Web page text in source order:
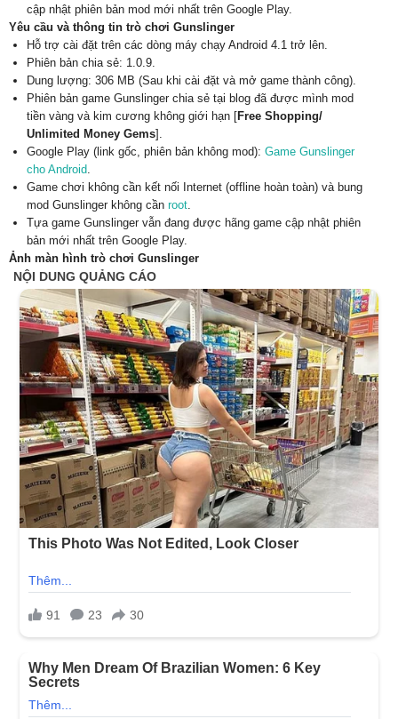
cập nhật phiên bản mod mới nhất trên Google Play.
Yêu cầu và thông tin trò chơi Gunslinger
Hỗ trợ cài đặt trên các dòng máy chạy Android 4.1 trở lên.
Phiên bản chia sẻ: 1.0.9.
Dung lượng: 306 MB (Sau khi cài đặt và mở game thành công).
Phiên bản game Gunslinger chia sẻ tại blog đã được mình mod
tiền vàng và kim cương không giới hạn [Free Shopping/
Unlimited Money Gems].
Google Play (link gốc, phiên bản không mod): Game Gunslinger
cho Android.
Game chơi không cần kết nối Internet (offline hoàn toàn) và bung
mod Gunslinger không cần root.
Tựa game Gunslinger vẫn đang được hãng game cập nhật phiên
bản mới nhất trên Google Play.
Ảnh màn hình trò chơi Gunslinger